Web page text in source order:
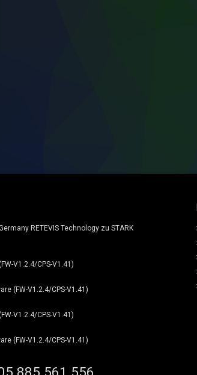
RETEVIS Technology zu STARK
V1.2.4/CPS-V1.41)
(FW-V1.2.4/CPS-V1.41)
V1.2.4/CPS-V1.41)
(FW-V1.2.4/CPS-V1.41)